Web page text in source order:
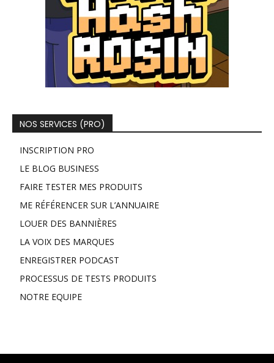
NOS SERVICES (PRO)
INSCRIPTION PRO
LE BLOG BUSINESS
FAIRE TESTER MES PRODUITS
ME RÉFÉRENCER SUR L’ANNUAIRE
LOUER DES BANNIÈRES
LA VOIX DES MARQUES
ENREGISTRER PODCAST
PROCESSUS DE TESTS PRODUITS
NOTRE EQUIPE